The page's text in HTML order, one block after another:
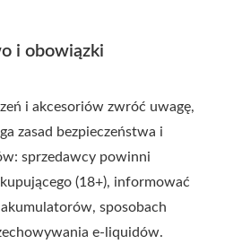
i obowiązki
i akcesoriów zwróć uwagę,
zasad bezpieczeństwa i
sprzedawcy powinni
(18+), informować
sposobach
e-liquidów.